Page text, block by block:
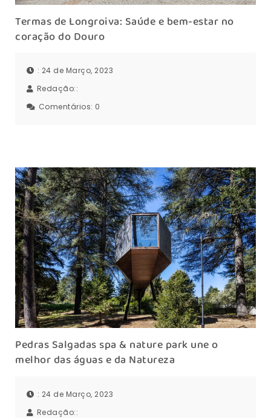
Termas de Longroiva: Saúde e bem-estar no
coração do Douro
: 24 de Março, 2023
Redação::
Comentários: 0
Pedras Salgadas spa & nature park une o
melhor das águas e da Natureza
: 24 de Março, 2023
Redação::